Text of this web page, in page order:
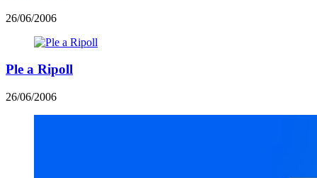
26/06/2006
Ple a Ripoll
26/06/2006